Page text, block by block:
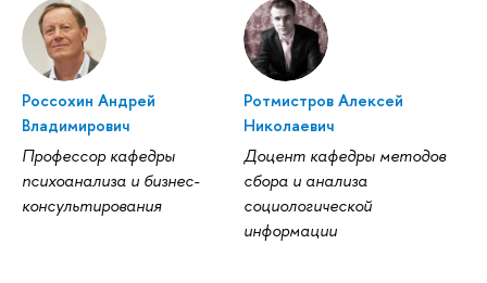
Россохин Андрей
Владимирович
Профессор кафедры
психоанализа и бизнес-
консультирования
Ротмистров Алексей
Николаевич
Доцент кафедры методов
сбора и анализа
социологической
информации